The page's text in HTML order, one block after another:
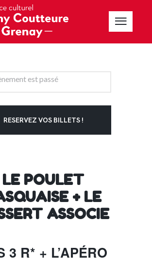
est passé
RESERVEZ VOS BILLETS !
LE POULET
+ LE
ASSOCIE
3 R* + L’APÉRO